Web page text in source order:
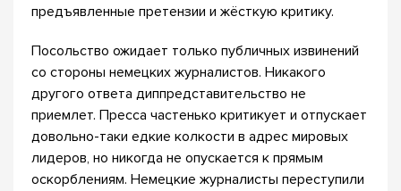
предъявленные претензии и жёсткую критику.
Посольство ожидает только публичных извинений
со стороны немецких журналистов. Никакого
другого ответа диппредставительство не
приемлет. Пресса частенько критикует и отпускает
довольно-таки едкие колкости в адрес мировых
лидеров, но никогда не опускается к прямым
оскорблениям. Немецкие журналисты переступили